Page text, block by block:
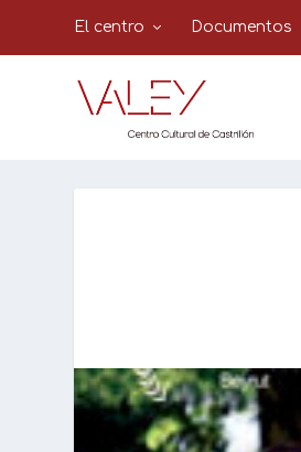
El centro Documentos